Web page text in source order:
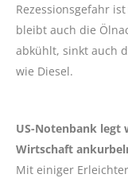
Rezessionsgefahr
bleibt auch die
abkühlt, sinkt auch
wie Diesel.
US-Notenbank legt
Wirtschaft
Mit einiger